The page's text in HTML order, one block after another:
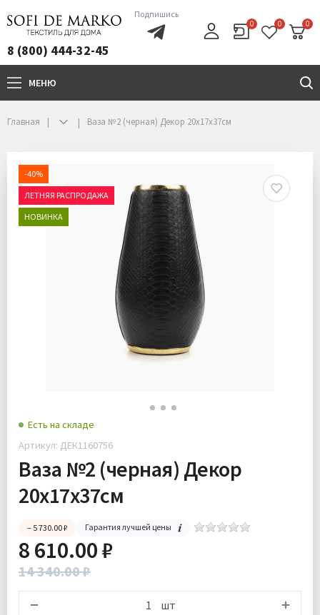
8 (800) 444-32-45
Подпишись
0 0 0
МЕНЮ
Главная Ваза №2 (черная) Декор 20х17х37см
-40%
ЛЕТНЯЯ РАСПРОДАЖА
НОВИНКА
Есть на складе
Артикул: ДЕК1160756
Ваза №2 (черная) Декор
20х17х37см
– 5 730.00 ₽ Гарантия лучшей цены
8 610.00 ₽
14 340.00 ₽
шт